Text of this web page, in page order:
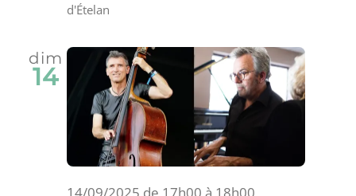
d'Ételan
dim
14
14/09/2025 de 17h00 à 18h00